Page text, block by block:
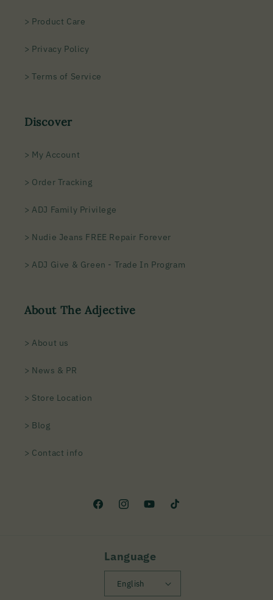
> Product Care
> Privacy Policy
> Terms of Service
Discover
> My Account
> Order Tracking
> ADJ Family Privilege
> Nudie Jeans FREE Repair Forever
> ADJ Give & Green - Trade In Program
About The Adjective
> About us
> News & PR
> Store Location
> Blog
> Contact info
FacebookInstagramYouTubeTikTok
Language
English